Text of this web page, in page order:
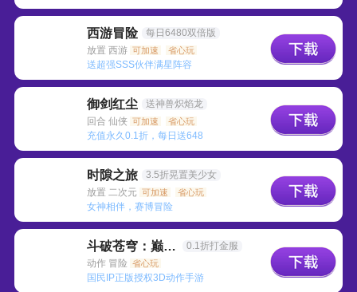
西游冒险
每日6480双倍版
放置 西游 可加速 省心玩
送超强SSS伙伴满星阵容
御剑红尘
送神兽炽焰龙
回合 仙侠 可加速 省心玩
充值永久0.1折，每日送648
时隙之旅
3.5折晃置美少女
放置 二次元 可加速 省心玩
女神相伴，赛博冒险
斗破苍穹：巅峰对决
0.1折打金服
动作 冒险 省心玩
国民IP正版授权3D动作手游